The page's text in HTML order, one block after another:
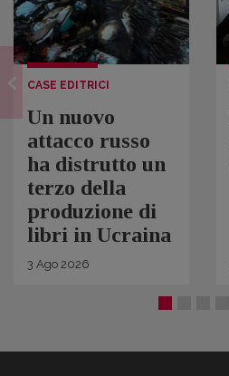
CASE EDITRICI
Un nuovo
attacco russo
ha distrutto un
terzo della
produzione di
libri in Ucraina
3 Ago 2026